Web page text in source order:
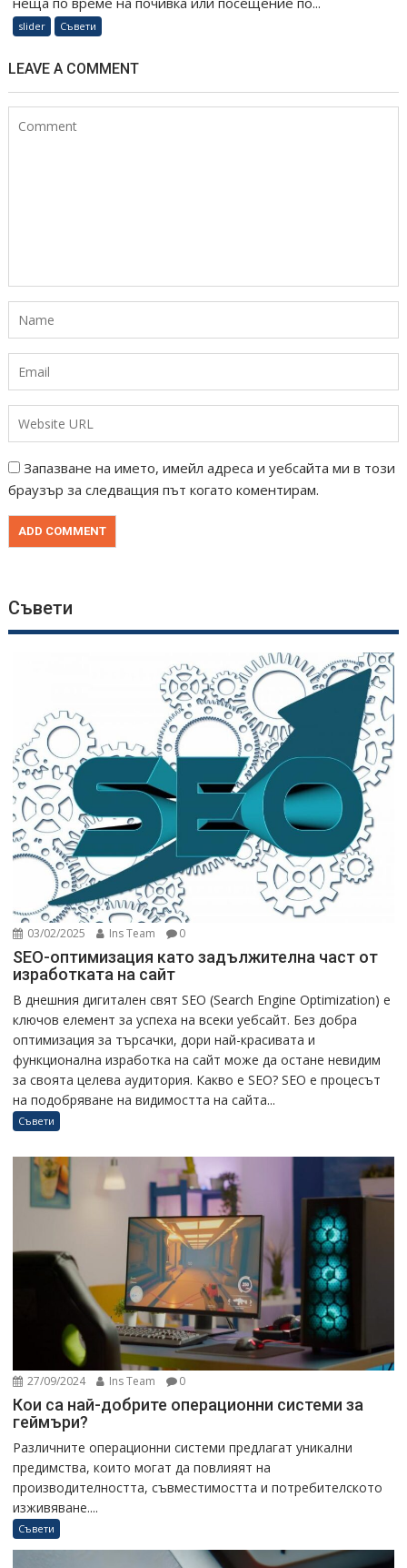
slider Съвети
LEAVE A COMMENT
Запазване на името, имейл адреса и уебсайта ми в този
браузър за следващия път когато коментирам.
Съвети
03/02/2025 Ins Team 0
SEO-оптимизация като задължителна част от
изработката на сайт
В днешния дигитален свят SEO (Search Engine Optimization) е
ключов елемент за успеха на всеки уебсайт. Без добра
оптимизация за търсачки, дори най-красивата и
функционална изработка на сайт може да остане невидим
за своята целева аудитория. Какво е SEO? SEO е процесът
на подобряване на видимостта на сайта...
Съвети
27/09/2024 Ins Team 0
Кои са най-добрите операционни системи за
геймъри?
Различните операционни системи предлагат уникални
предимства, които могат да повлияят на
производителността, съвместимостта и потребителското
изживяване....
Съвети